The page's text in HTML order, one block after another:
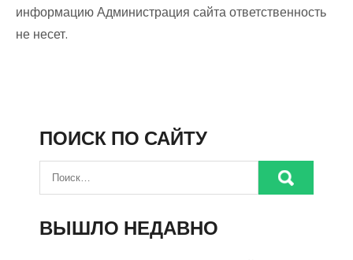
информацию Администрация сайта ответственность
не несет.
ПОИСК ПО САЙТУ
ВЫШЛО НЕДАВНО